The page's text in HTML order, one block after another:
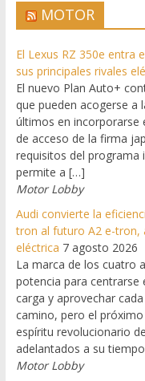
MOTOR
El Lexus RZ 350e entra
sus principales rivales
El nuevo Plan Auto+
que pueden acogerse a
últimos en incorporarse
de acceso de la firma
requisitos del programa
permite a […]
Motor Lobby
Audi convierte la
tron al futuro A2 e-tron,
eléctrica 7 agosto 2026
La marca de los cuatro
potencia para centrarse
carga y aprovechar
camino, pero el
espíritu revolucionario
adelantados a su
Motor Lobby